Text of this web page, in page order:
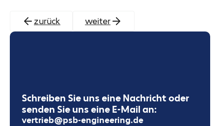
zurück weiter
Schreiben Sie uns eine Nachricht oder
senden Sie uns eine E-Mail an:
vertrieb@psb-engineering.de